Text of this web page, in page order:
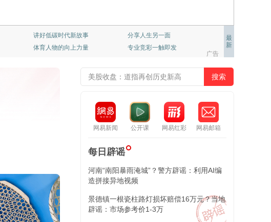
大话2 梦幻西游手游
大唐无双
率士之滨
哈利波特.魔法觉醒
天下手游
明日之后
逆水寒
最
新
讲好低碳时代新故事
体育人物的向上力量
分享人生另一面
专业竞彩一触即发
广告
网易新闻 公开课 网易红彩 网易邮箱
每日辟谣
河南“南阳暴雨淹城”？警方辟谣：利用AI编
造拼接异地视频
景德镇一根瓷柱路灯损坏赔偿16万元？当地
辟谣：市场参考价1-3万